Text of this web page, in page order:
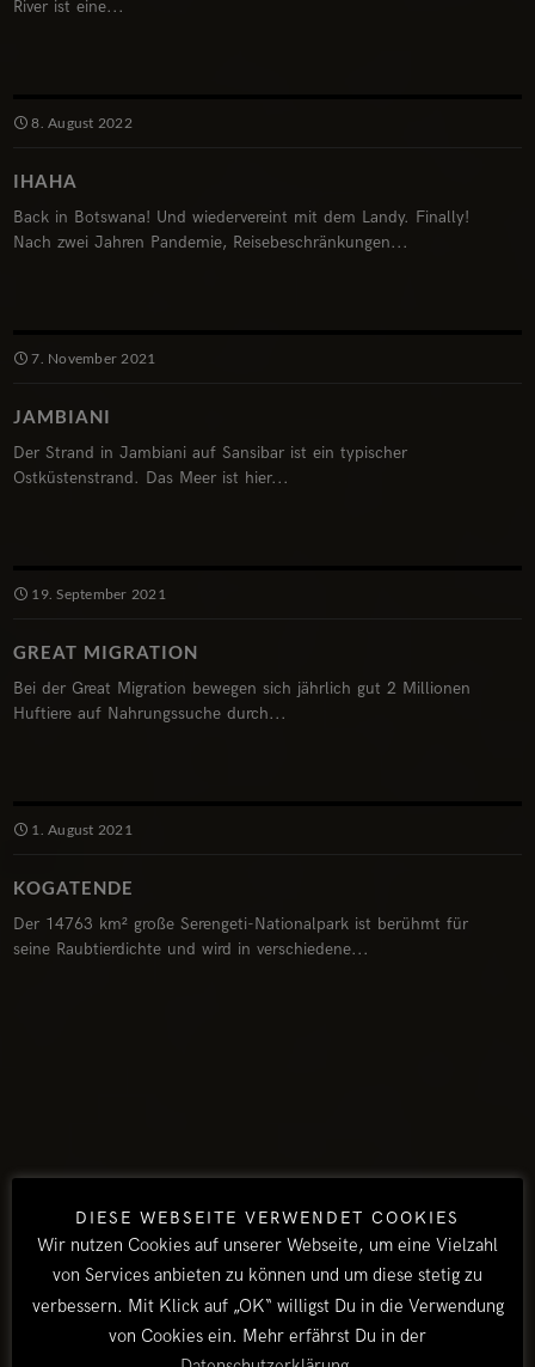
River ist eine...
8. August 2022
IHAHA
Back in Botswana! Und wiedervereint mit dem Landy. Finally!
Nach zwei Jahren Pandemie, Reisebeschränkungen...
7. November 2021
JAMBIANI
Der Strand in Jambiani auf Sansibar ist ein typischer
Ostküstenstrand. Das Meer ist hier...
19. September 2021
GREAT MIGRATION
Bei der Great Migration bewegen sich jährlich gut 2 Millionen
Huftiere auf Nahrungssuche durch...
1. August 2021
KOGATENDE
Der 14763 km² große Serengeti-Nationalpark ist berühmt für
seine Raubtierdichte und wird in verschiedene...
DIESE WEBSEITE VERWENDET COOKIES
Wir nutzen Cookies auf unserer Webseite, um eine Vielzahl
von Services anbieten zu können und um diese stetig zu
verbessern. Mit Klick auf „OK“ willigst Du in die Verwendung
von Cookies ein. Mehr erfährst Du in der